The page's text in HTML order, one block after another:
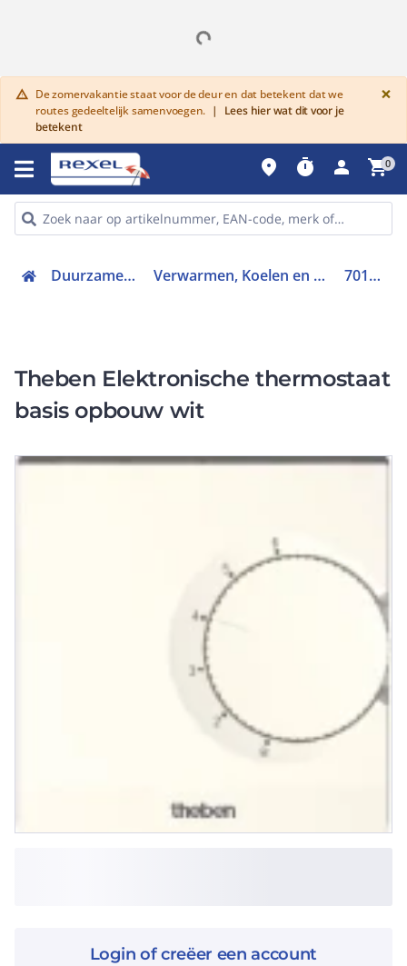
warning De zomervakantie staat voor de deur en dat betekent dat we
routes gedeeltelijk samenvoegen. |
Lees hier wat dit voor je
betekent
×
place timer person shopping_cart0
Duurzame keuze Verwarmen, Koelen en Ventileren 7010003
Theben Elektronische thermostaat
basis opbouw wit
Login of creëer een account